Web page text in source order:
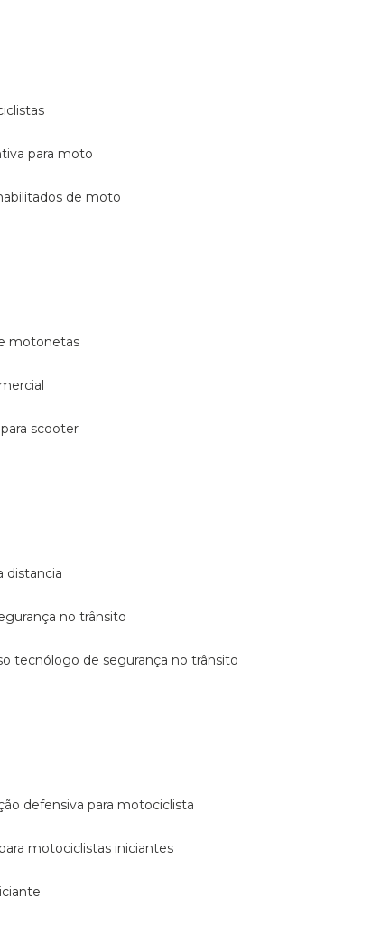
para moto
habilitados de moto
motonetas
para scooter
distancia
no trânsito
tecnólogo de segurança no trânsito
defensiva para motociclista
para motociclistas iniciantes